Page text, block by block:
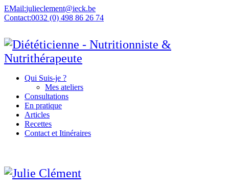
EMail:julieclement@ieck.be
Contact:0032 (0) 498 86 26 74
Qui Suis-je ?
Mes ateliers
Consultations
En pratique
Articles
Recettes
Contact et Itinéraires